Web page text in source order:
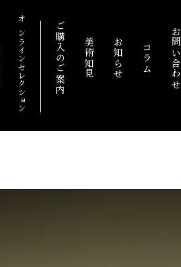
オンラインセレクション ご購入のご案内 美術知見 お知らせ コラム お問い合わせ